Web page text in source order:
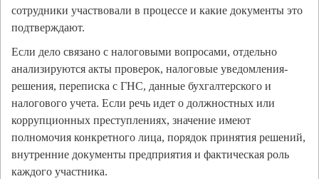
сотрудники участвовали в процессе и какие документы это
подтверждают.
Если дело связано с налоговыми вопросами, отдельно
анализируются акты проверок, налоговые уведомления-
решения, переписка с ГНС, данные бухгалтерского и
налогового учета. Если речь идет о должностных или
коррупционных преступлениях, значение имеют
полномочия конкретного лица, порядок принятия решений,
внутренние документы предприятия и фактическая роль
каждого участника.